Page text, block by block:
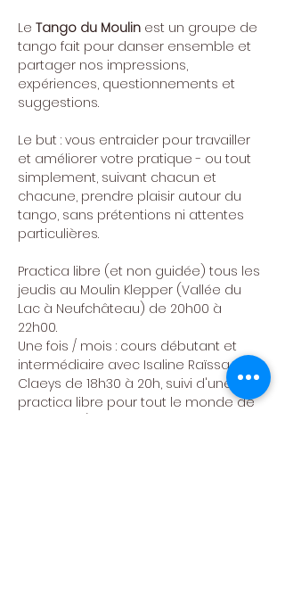
Le Tango du Moulin est un groupe de
tango fait pour danser ensemble et
partager nos impressions,
expériences, questionnements et
suggestions.
Le but : vous entraider pour travailler
et améliorer votre pratique - ou tout
simplement, suivant chacun et
chacune, prendre plaisir autour du
tango, sans prétentions ni attentes
particulières.
Practica libre (et non guidée) tous les
jeudis au Moulin Klepper (Vallée du
Lac à Neufchâteau) de 20h00 à
22h00.
Une fois / mois : cours débutant et
intermédiaire avec Isaline Raïssa
Claeys de 18h30 à 20h, suivi d'une
practica libre pour tout le monde de